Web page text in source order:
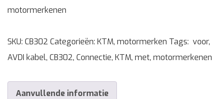
motormerkenen
SKU: CB302 Categorieën: KTM, motormerken Tags: voor,
AVDI kabel, CB302, Connectie, KTM, met, motormerkenen
Aanvullende informatie